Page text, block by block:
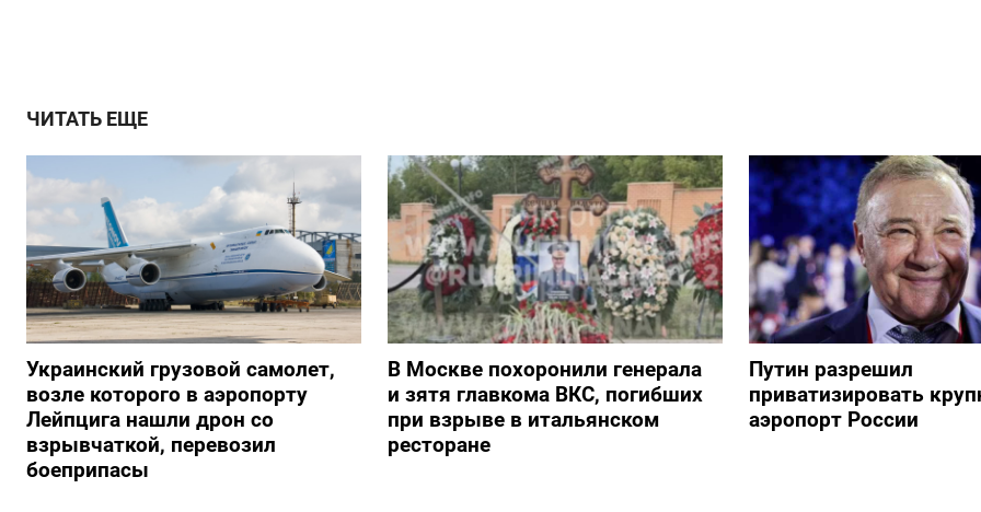
ЧИТАТЬ ЕЩЕ
Украинский грузовой самолет,
возле которого в аэропорту
Лейпцига нашли дрон со
взрывчаткой, перевозил
боеприпасы
В Москве похоронили генерала
и зятя главкома ВКС, погибших
при взрыве в итальянском
ресторане
Путин разрешил
приватизировать
аэропорт России